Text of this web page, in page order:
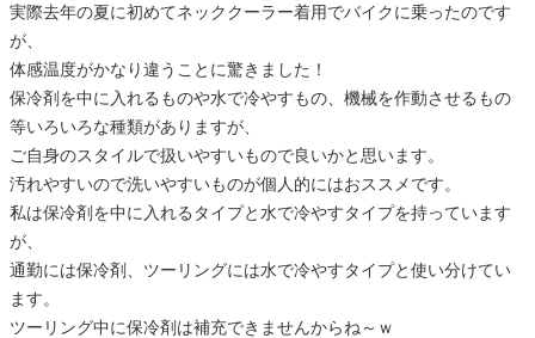
実際去年の夏に初めてネッククーラー着用でバイクに乗ったのです
が、
体感温度がかなり違うことに驚きました！
保冷剤を中に入れるものや水で冷やすもの、機械を作動させるもの
等いろいろな種類がありますが、
ご自身のスタイルで扱いやすいもので良いかと思います。
汚れやすいので洗いやすいものが個人的にはおススメです。
私は保冷剤を中に入れるタイプと水で冷やすタイプを持っています
が、
通勤には保冷剤、ツーリングには水で冷やすタイプと使い分けてい
ます。
ツーリング中に保冷剤は補充できませんからね～ｗ